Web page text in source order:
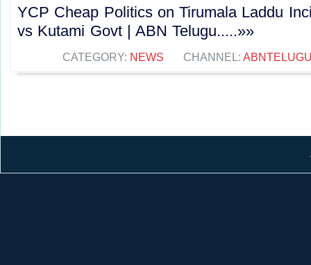
YCP Cheap Politics on Tirumala Laddu
vs Kutami Govt | ABN Telugu.....»»
CATEGORY: NEWS CHANNEL: